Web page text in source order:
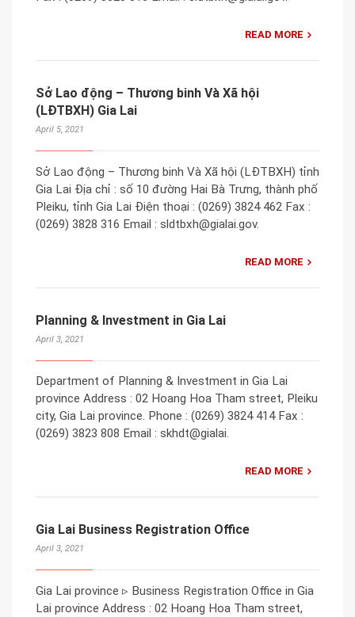
READ MORE
Sở Lao động – Thương binh Và Xã hội
(LĐTBXH) Gia Lai
April 5, 2021
Sở Lao động – Thương binh Và Xã hội (LĐTBXH) tỉnh
Gia Lai Địa chỉ : số 10 đường Hai Bà Trưng, thành phố
Pleiku, tỉnh Gia Lai Điện thoại : (0269) 3824 462 Fax :
(0269) 3828 316 Email : sldtbxh@gialai.gov.
READ MORE
Planning & Investment in Gia Lai
April 3, 2021
Department of Planning & Investment in Gia Lai
province Address : 02 Hoang Hoa Tham street, Pleiku
city, Gia Lai province. Phone : (0269) 3824 414 Fax :
(0269) 3823 808 Email : skhdt@gialai.
READ MORE
Gia Lai Business Registration Office
April 3, 2021
Gia Lai province ▹ Business Registration Office in Gia
Lai province Address : 02 Hoang Hoa Tham street,